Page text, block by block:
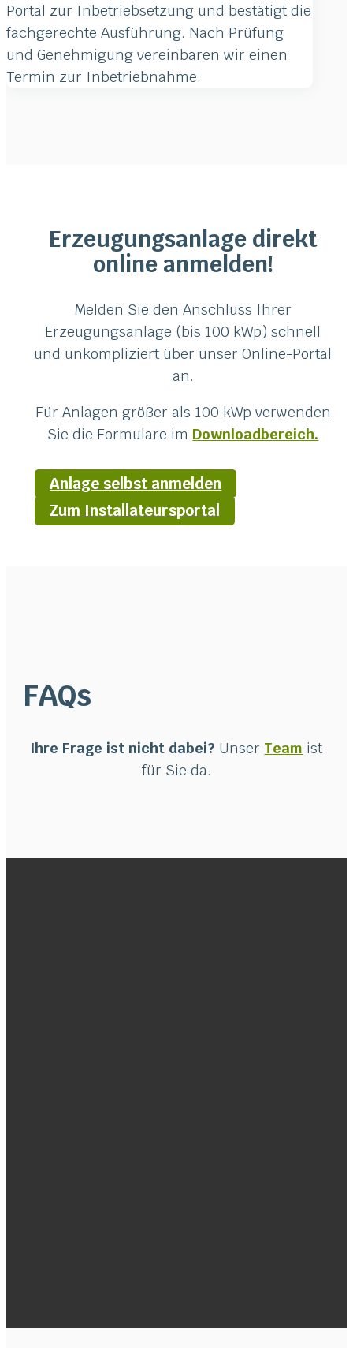
Portal zur Inbetriebsetzung und bestätigt die
fachgerechte Ausführung. Nach Prüfung
und Genehmigung vereinbaren wir einen
Termin zur Inbetriebnahme.
Erzeugungsanlage direkt
online anmelden!
Melden Sie den Anschluss Ihrer
Erzeugungsanlage (bis 100 kWp) schnell
und unkompliziert über unser Online-Portal
an.
Für Anlagen größer als 100 kWp verwenden
Sie die Formulare im Downloadbereich.
Anlage selbst anmelden
Zum Installateursportal
FAQs
Ihre Frage ist nicht dabei? Unser Team ist
für Sie da.